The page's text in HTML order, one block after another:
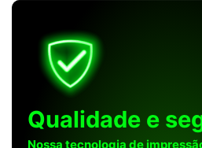
Qualidade e
Nossa tecnologia de